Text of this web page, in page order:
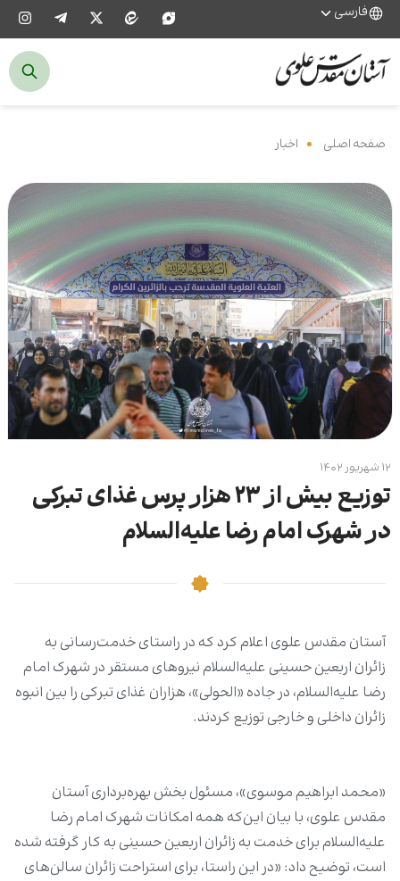
فارسی
صفحه اصلی اخبار
۱۲ شهریور ۱۴۰۲
توزیع بیش از ۲۳ هزار پرس غذای تبرکی
در شهرک امام رضا علیه‌السلام
آستان مقدس علوی اعلام کرد که در راستای خدمت‌رسانی به
زائران اربعین حسینی علیه‌السلام نیروهای مستقر در شهرک امام
رضا علیه‌السلام، در جاده «الحولی»، هزاران غذای تبرکی را بین انبوه
زائران داخلی و خارجی توزیع کردند.
«محمد ابراهیم موسوی»، مسئول بخش بهره‌برداری آستان
مقدس علوی، با بیان این‌که همه امکانات شهرک امام رضا
علیه‌السلام برای خدمت به زائران اربعین حسینی به کار گرفته شده
است، توضیح داد: «در این راستا، برای استراحت زائران سالن‌های